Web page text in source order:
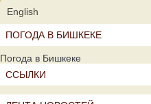
English
ПОГОДА В БИШКЕКЕ
Погода в Бишкеке
ССЫЛКИ